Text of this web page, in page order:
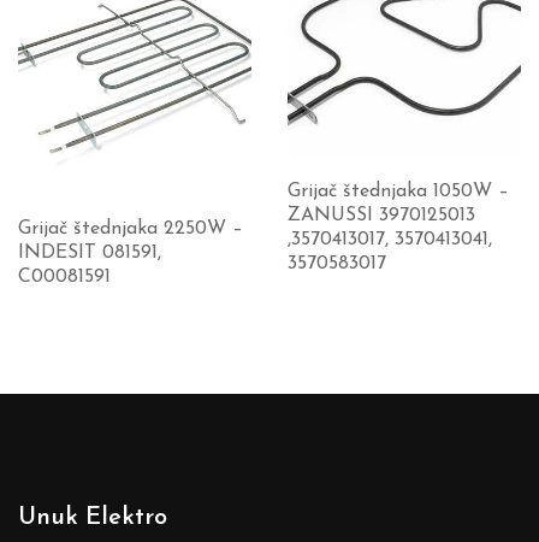
Grijač štednjaka 2250W –
INDESIT 081591,
C00081591
Grijač štednjaka 1050W –
ZANUSSI 3970125013
,3570413017, 3570413041,
3570583017
Unuk Elektro